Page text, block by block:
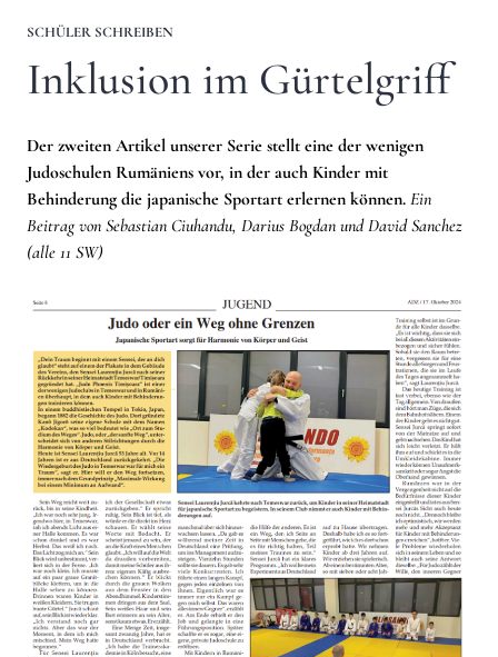
SCHÜLER SCHREIBEN
Inklusion im Gürtelgriff
Der zweiten Artikel unserer Serie stellt eine der wenigen
Judoschulen Rumäniens vor, in der auch Kinder mit
Behinderung die japanische Sportart erlernen können. Ein
Beitrag von Sebastian Ciuhandu, Darius Bogdan und David Sanchez
(alle 11 SW)